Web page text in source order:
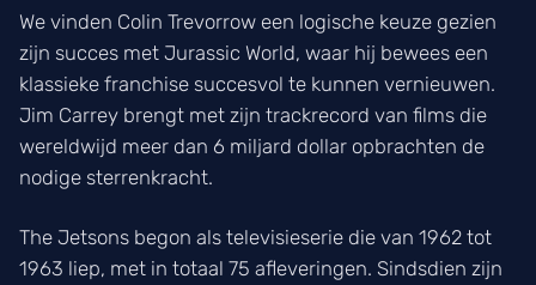
We vinden Colin Trevorrow een logische keuze gezien
zijn succes met Jurassic World, waar hij bewees een
klassieke franchise succesvol te kunnen vernieuwen.
Jim Carrey brengt met zijn trackrecord van films die
wereldwijd meer dan 6 miljard dollar opbrachten de
nodige sterrenkracht.
The Jetsons begon als televisieserie die van 1962 tot
1963 liep, met in totaal 75 afleveringen. Sindsdien zijn